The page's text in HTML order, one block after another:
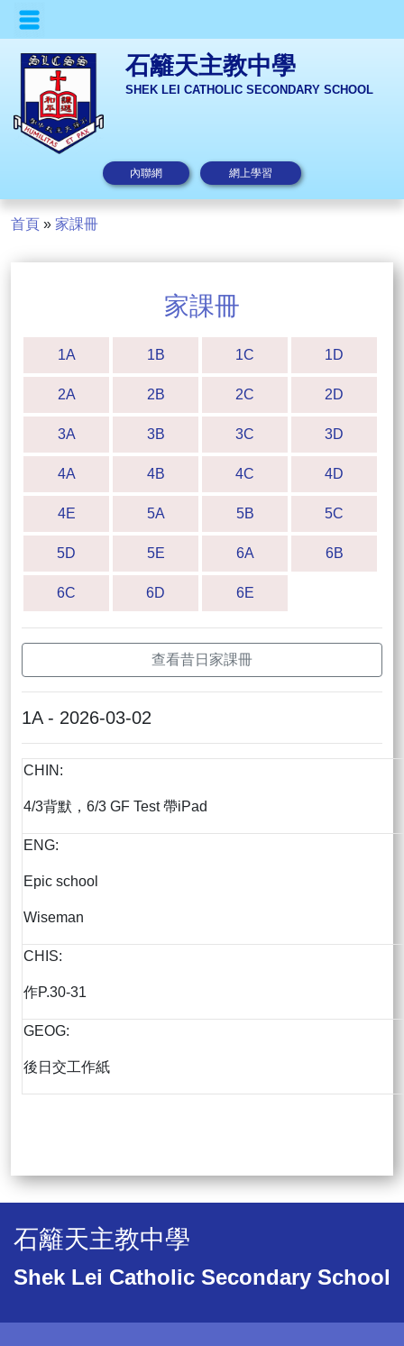
石籬天主教中學
SHEK LEI CATHOLIC SECONDARY SCHOOL
內聯網 網上學習
首頁 » 家課冊
家課冊
1A 1B 1C 1D
2A 2B 2C 2D
3A 3B 3C 3D
4A 4B 4C 4D
4E 5A 5B 5C
5D 5E 6A 6B
6C 6D 6E
查看昔日家課冊
1A - 2026-03-02
CHIN:
4/3背默，6/3 GF Test 帶iPad
ENG:
Epic school
Wiseman
CHIS:
作P.30-31
GEOG:
後日交工作紙
石籬天主教中學
Shek Lei Catholic Secondary School